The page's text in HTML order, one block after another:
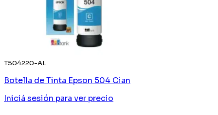
T504220-AL
Botella de Tinta Epson 504 Cian
Iniciá sesión para ver precio